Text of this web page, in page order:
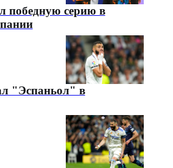
победную серию в
"Эспаньол" в